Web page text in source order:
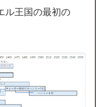
ル王国の最初の